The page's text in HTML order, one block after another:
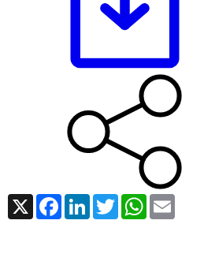
X FacebookLinkedInTwitterWhatsApp